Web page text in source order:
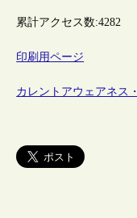
累計アクセス数:4282
印刷用ページ
カレントアウェアネス